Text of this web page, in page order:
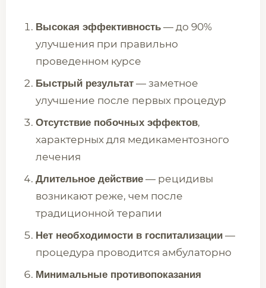
Высокая эффективность — до 90%
улучшения при правильно
проведенном курсе
Быстрый результат — заметное
улучшение после первых процедур
Отсутствие побочных эффектов,
характерных для медикаментозного
лечения
Длительное действие — рецидивы
возникают реже, чем после
традиционной терапии
Нет необходимости в госпитализации —
процедура проводится амбулаторно
Минимальные противопоказания